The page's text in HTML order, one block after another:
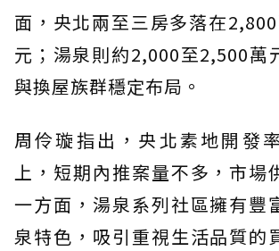
面，央北兩至三房多落在
元；湯泉則約2,000至2,500萬
與換屋族群穩定布局。
周伶璇指出，央北素地開發
上，短期內推案量不多，市場
一方面，湯泉系列社區擁有豐
泉特色，吸引重視生活品質的